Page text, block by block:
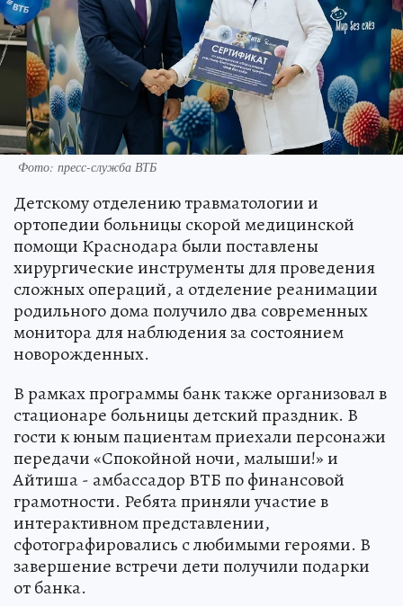
Фото: пресс-служба ВТБ
Детскому отделению травматологии и
ортопедии больницы скорой медицинской
помощи Краснодара были поставлены
хирургические инструменты для проведения
сложных операций, а отделение реанимации
родильного дома получило два современных
монитора для наблюдения за состоянием
новорожденных.
В рамках программы банк также организовал в
стационаре больницы детский праздник. В
гости к юным пациентам приехали персонажи
передачи «Спокойной ночи, малыши!» и
Айтиша - амбассадор ВТБ по финансовой
грамотности. Ребята приняли участие в
интерактивном представлении,
сфотографировались с любимыми героями. В
завершение встречи дети получили подарки
от банка.